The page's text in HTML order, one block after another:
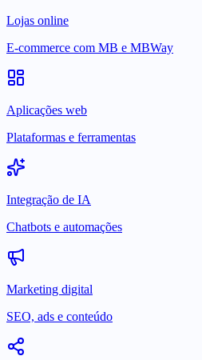
Lojas online
E-commerce com MB e MBWay
Aplicações web
Plataformas e ferramentas
Integração de IA
Chatbots e automações
Marketing digital
SEO, ads e conteúdo